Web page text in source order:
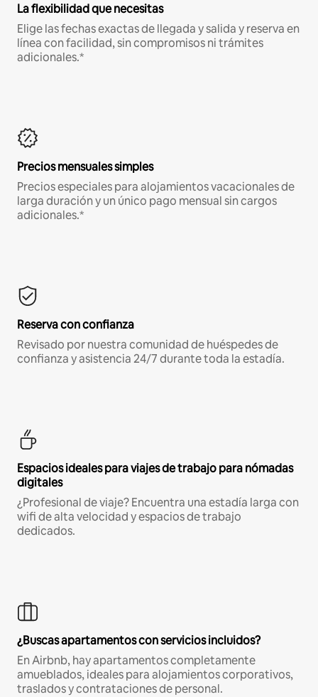
La flexibilidad que necesitas
Elige las fechas exactas de llegada y salida y reserva en
línea con facilidad, sin compromisos ni trámites
adicionales.*
Precios mensuales simples
Precios especiales para alojamientos vacacionales de
larga duración y un único pago mensual sin cargos
adicionales.*
Reserva con confianza
Revisado por nuestra comunidad de huéspedes de
confianza y asistencia 24/7 durante toda la estadía.
Espacios ideales para viajes de trabajo para nómadas
digitales
¿Profesional de viaje? Encuentra una estadía larga con
wifi de alta velocidad y espacios de trabajo
dedicados.
¿Buscas apartamentos con servicios incluidos?
En Airbnb, hay apartamentos completamente
amueblados, ideales para alojamientos corporativos,
traslados y contrataciones de personal.